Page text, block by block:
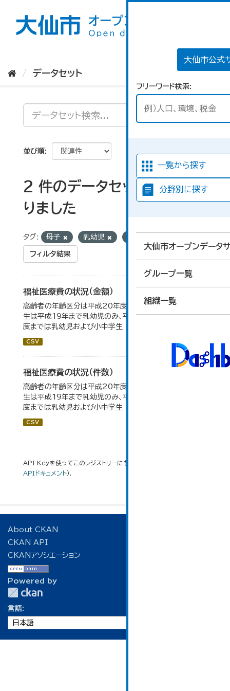
大仙市公式
フリーワード検索
一覧から探す
分野別に探す
大仙市オープンデータ
グループ一覧
組織一覧
データセット
並び順
2 件のデータセットが見つか
りました
タグ: 母子 乳幼児
フィルタ結果
福祉医療費の状況（金額）
高齢者の年齢区分は平成20年度から変更 乳幼児・小中高
生は平成19年まで乳幼児のみ、平成20年度から令和元年
度までは乳幼児および小中学生
CSV
福祉医療費の状況（件数）
高齢者の年齢区分は平成20年度から変更 乳幼児・小中高
生は平成19年まで乳幼児のみ、平成20年度から令和元年
度までは乳幼児および小中学生
CSV
API Keyを使ってこのレジストリーにもアクセス可能です
APIドキュメント).
About CKAN
CKAN API
CKANアソシエーション
Powered by
言語